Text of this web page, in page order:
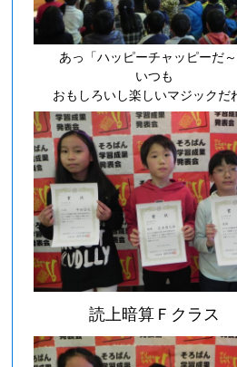
あっ「ハッピーチャッピーだ
いつも
おもしろいし楽しいマジックだ
読上暗算Ｆクラス